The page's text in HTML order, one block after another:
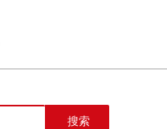
搜索